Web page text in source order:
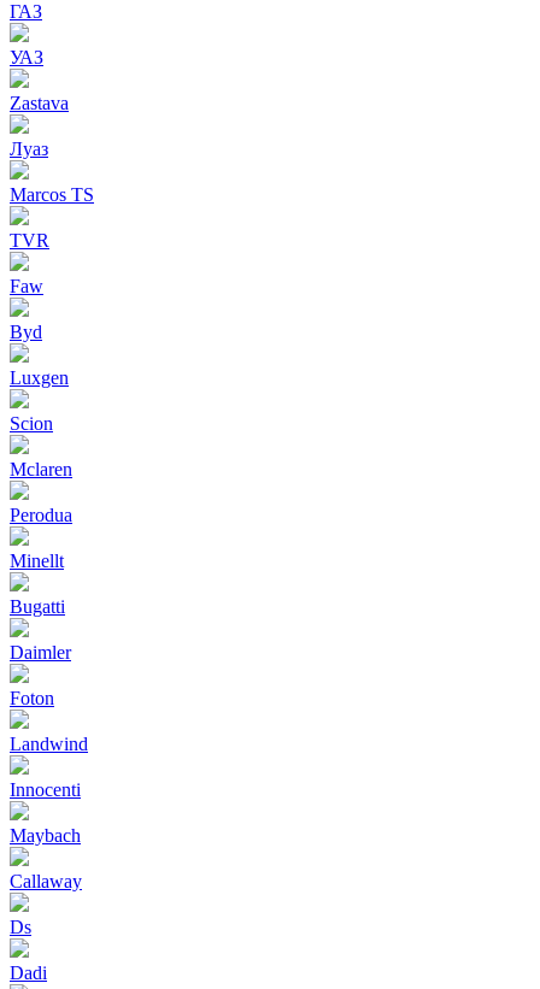
ГАЗ
УАЗ
Zastava
Луаз
Marcos TS
TVR
Faw
Byd
Luxgen
Scion
Mclaren
Perodua
Minellt
Bugatti
Daimler
Foton
Landwind
Innocenti
Maybach
Callaway
Ds
Dadi